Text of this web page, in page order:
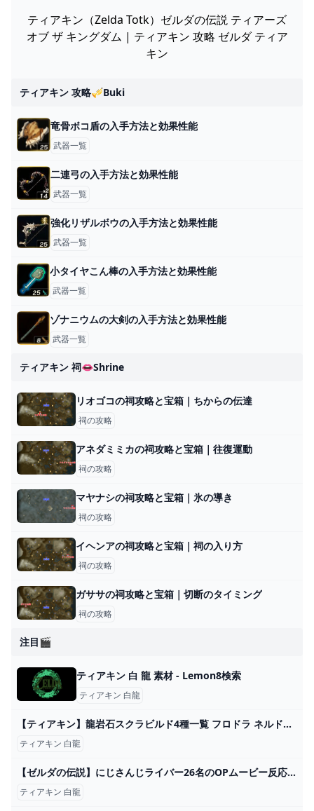
ティアキン（Zelda Totk）ゼルダの伝説 ティアーズ
オブ ザ キングダム | ティアキン 攻略 ゼルダ ティア
キン
ティアキン 攻略🎺buki
竜骨ボコ盾の入手方法と効果性能
武器一覧
二連弓の入手方法と効果性能
武器一覧
強化リザルボウの入手方法と効果性能
武器一覧
小タイヤこん棒の入手方法と効果性能
武器一覧
ゾナニウムの大剣の入手方法と効果性能
武器一覧
ティアキン 祠👄shrine
リオゴコの祠攻略と宝箱｜ちからの伝達
祠の攻略
アネダミミカの祠攻略と宝箱｜往復運動
祠の攻略
マヤナシの祠攻略と宝箱｜氷の導き
祠の攻略
イヘンアの祠攻略と宝箱｜祠の入り方
祠の攻略
ガササの祠攻略と宝箱｜切断のタイミング
祠の攻略
注目🎬
ティアキン 白 龍 素材 - Lemon8検索
ティアキン 白龍
【ティアキン】龍岩石スクラビルド4種一覧 フロドラ ネルドラ オルドラ 白龍 #tearsofthekingdom #ゼルダの伝説 #shorts #ゼルダの伝説ティアーズオブザキングダム - YouTube
ティアキン 白龍
【ゼルダの伝説】にじさんじライバー26名のOPムービー反応まとめ【にじさんじ/切り抜き】 - YouTube
ティアキン 白龍